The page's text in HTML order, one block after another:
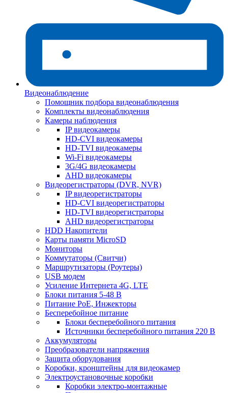
Видеонаблюдение
Помощник подбора видеонаблюдения
Комплекты видеонаблюдения
Камеры наблюдения
IP видеокамеры
HD-CVI видеокамеры
HD-TVI видеокамеры
Wi-Fi видеокамеры
3G/4G видеокамеры
AHD видеокамеры
Видеорегистраторы (DVR, NVR)
IP видеорегистраторы
HD-CVI видеорегистраторы
HD-TVI видеорегистраторы
AHD видеорегистраторы
HDD Накопители
Карты памяти MicroSD
Мониторы
Коммутаторы (Свитчи)
Маршрутизаторы (Роутеры)
USB модем
Усиление Интернета 4G, LTE
Блоки питания 5-48 В
Питание PoE, Инжекторы
Бесперебойное питание
Блоки бесперебойного питания
Источники бесперебойного питания 220 В
Аккумуляторы
Преобразователи напряжения
Защита оборудования
Коробки, кронштейны для видеокамер
Электроустановочные коробки
Коробки электро-монтажные